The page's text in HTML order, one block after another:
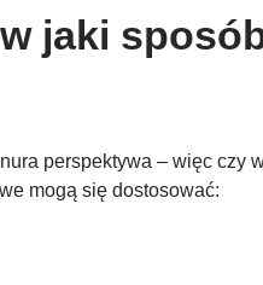
jaki
perspektywa – więc czy
mogą się dostosować: